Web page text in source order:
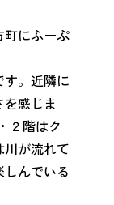
町にふーぷ
。近隣に
感じま
２階はク
が流れて
んでいる